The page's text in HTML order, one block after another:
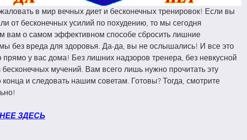
в мир вечных диет и бесконечных тренировок! Если вы
от бесконечных усилий по похудению, то мы сегодня
вам о самом эффективном способе сбросить лишние
без вреда для здоровья. Да-да, вы не ослышались! И все это
прямо у вас дома! Без лишних надзоров тренера, без невкусной
мучений. Вам всего лишь нужно прочитать эту
конца и следовать нашим советам. Готовы? Тогда, смотрите
ЗДЕСЬ